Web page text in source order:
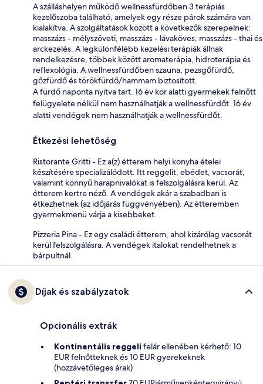
A szálláshelyen működő wellnessfürdőben 3 terápiás
kezelőszoba található, amelyek egy része párok számára van
kialakítva. A szolgáltatások között a következők szerepelnek:
masszázs - mélyszöveti, masszázs - lávaköves, masszázs - thai és
arckezelés. A legkülönfélébb kezelési terápiák állnak
rendelkezésre, többek között aromaterápia, hidroterápia és
reflexológia. A wellnessfürdőben szauna, pezsgőfürdő,
gőzfürdő és törökfürdő/hammam biztosított.
A fürdő naponta nyitva tart. 16 év kor alatti gyermekek felnőtt
felügyelete nélkül nem használhatják a wellnessfürdőt. 16 év
alatti vendégek nem használhatják a wellnessfürdőt.
Étkezési lehetőség
Ristorante Gritti - Ez a(z) étterem helyi konyha ételei
készítésére specializálódott. Itt reggelit, ebédet, vacsorát,
valamint könnyű harapnivalókat is felszolgálásra kerül. Az
étterem kertre néző. A vendégek akár a szabadban is
étkezhetnek (az időjárás függvényében). Az étteremben
gyermekmenü várja a kisebbeket.
Pizzeria Pina - Ez egy családi étterem, ahol kizárólag vacsorát
kerül felszolgálásra. A vendégek italokat rendelhetnek a
bárpultnál.
Díjak és szabályzatok
Opcionális extrák
Kontinentális reggeli felár ellenében kérhető: 10
EUR felnőtteknek és 10 EUR gyerekeknek
(hozzávetőleges árak)